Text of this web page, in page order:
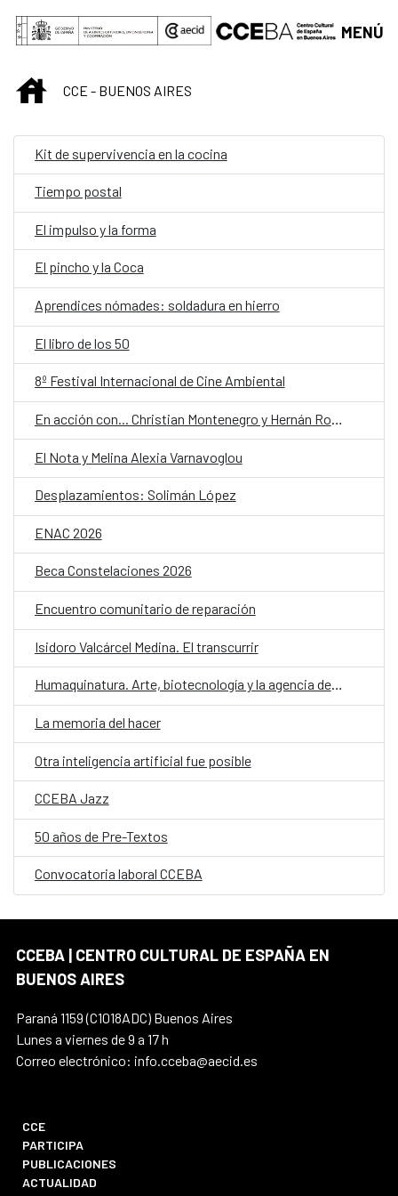
Saltar al contenido principal
MENÚ
INICIOCCE - BUENOS AIRES
Kit de supervivencia en la cocina
Tiempo postal
El impulso y la forma
El pincho y la Coca
Aprendices nómades: soldadura en hierro
El libro de los 50
8º Festival Internacional de Cine Ambiental
En acción con... Christian Montenegro y Hernán Ronsino
El Nota y Melina Alexia Varnavoglou
Desplazamientos: Solimán López
ENAC 2026
Beca Constelaciones 2026
Encuentro comunitario de reparación
Isidoro Valcárcel Medina. El transcurrir
Humaquinatura. Arte, biotecnología y la agencia de nuestro entorno
La memoria del hacer
Otra inteligencia artificial fue posible
CCEBA Jazz
50 años de Pre-Textos
Convocatoria laboral CCEBA
CCEBA | CENTRO CULTURAL DE ESPAÑA EN
BUENOS AIRES
Paraná 1159 (C1018ADC) Buenos Aires
Lunes a viernes de 9 a 17 h
Correo electrónico: info.cceba@aecid.es
CCE
PARTICIPA
PUBLICACIONES
ACTUALIDAD